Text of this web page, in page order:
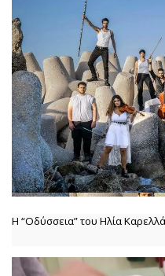
Η “Οδύσσεια” του Ηλία